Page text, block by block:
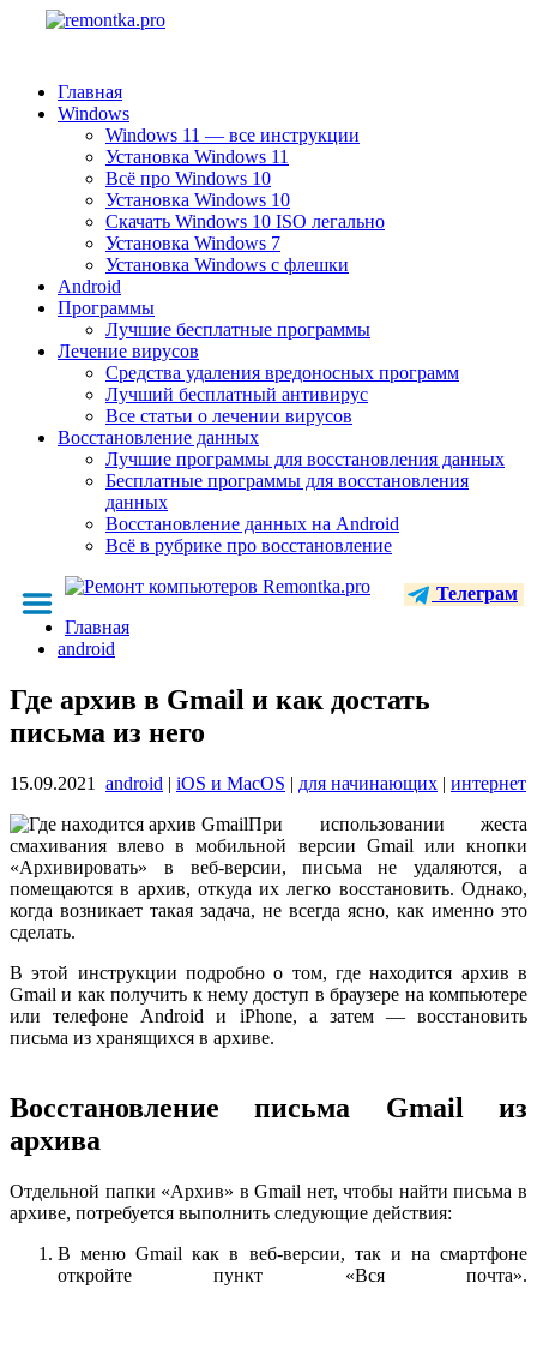
Главная
Windows
Windows 11 — все инструкции
Установка Windows 11
Всё про Windows 10
Установка Windows 10
Скачать Windows 10 ISO легально
Установка Windows 7
Установка Windows с флешки
Android
Программы
Лучшие бесплатные программы
Лечение вирусов
Средства удаления вредоносных программ
Лучший бесплатный антивирус
Все статьи о лечении вирусов
Восстановление данных
Лучшие программы для восстановления данных
Бесплатные программы для восстановления
данных
Восстановление данных на Android
Всё в рубрике про восстановление
Телеграм
Главная
android
Где архив в Gmail и как достать
письма из него
15.09.2021 android | iOS и MacOS | для начинающих | интернет
При использовании жеста
смахивания влево в мобильной версии Gmail или кнопки
«Архивировать» в веб-версии, письма не удаляются, а
помещаются в архив, откуда их легко восстановить. Однако,
когда возникает такая задача, не всегда ясно, как именно это
сделать.
В этой инструкции подробно о том, где находится архив в
Gmail и как получить к нему доступ в браузере на компьютере
или телефоне Android и iPhone, а затем — восстановить
письма из хранящихся в архиве.
Восстановление письма Gmail из
архива
Отдельной папки «Архив» в Gmail нет, чтобы найти письма в
архиве, потребуется выполнить следующие действия:
В меню Gmail как в веб-версии, так и на смартфоне
откройте пункт «Вся почта».